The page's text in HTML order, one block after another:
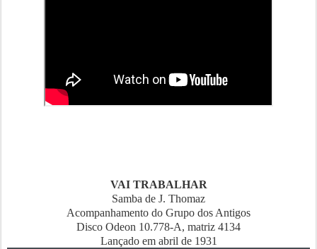
VAI TRABALHAR
Samba de J. Thomaz
Acompanhamento do Grupo dos Antigos
Disco Odeon 10.778-A, matriz 4134
Lançado em abril de 1931